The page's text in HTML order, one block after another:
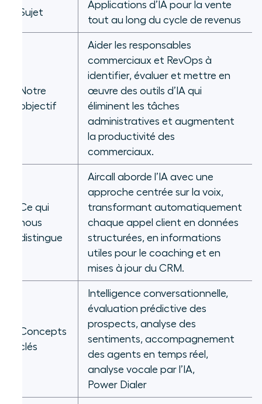
Sujet
Applications d’IA pour la vente
tout au long du cycle de revenus
Notre
objectif
Aider les responsables
commerciaux et RevOps à
identifier, évaluer et mettre en
œuvre des outils d’IA qui
éliminent les tâches
administratives et augmentent
la productivité des
commerciaux.
Ce qui
nous
distingue
Aircall aborde l’IA avec une
approche centrée sur la voix,
transformant automatiquement
chaque appel client en données
structurées, en informations
utiles pour le coaching et en
mises à jour du CRM.
Concepts
clés
Intelligence conversationnelle,
évaluation prédictive des
prospects, analyse des
sentiments, accompagnement
des agents en temps réel,
analyse vocale par l’IA,
Power Dialer